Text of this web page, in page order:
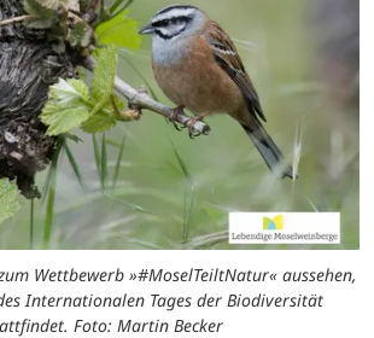
Wettbewerb »#MoselTeiltNatur« aussehen,
Internationalen Tages der Biodiversität
Foto: Martin Becker